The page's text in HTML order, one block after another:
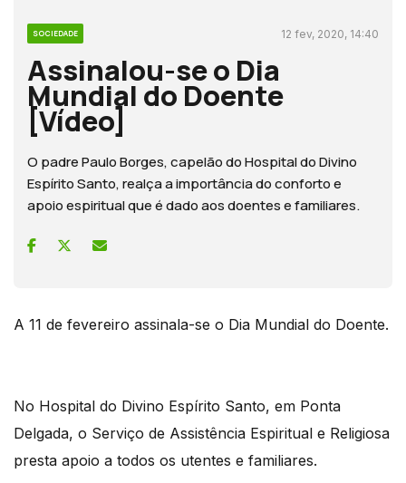
SOCIEDADE 12 fev, 2020, 14:40
Assinalou-se o Dia
Mundial do Doente
[Vídeo]
O padre Paulo Borges, capelão do Hospital do Divino
Espírito Santo, realça a importância do conforto e
apoio espiritual que é dado aos doentes e familiares.
A 11 de fevereiro assinala-se o Dia Mundial do Doente.
No Hospital do Divino Espírito Santo, em Ponta
Delgada, o Serviço de Assistência Espiritual e Religiosa
presta apoio a todos os utentes e familiares.